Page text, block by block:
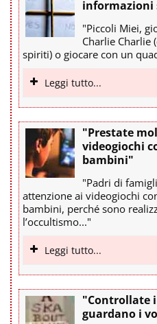
informazioni
"Piccoli Miei,
Charlie Charlie
spiriti) o giocare con un
Leggi tutto...
"Prestate
videogiochi
bambini"
"Padri di
attenzione ai videogiochi
bambini, perché sono
l’occultismo..."
Leggi tutto...
"Controllate
guardano i